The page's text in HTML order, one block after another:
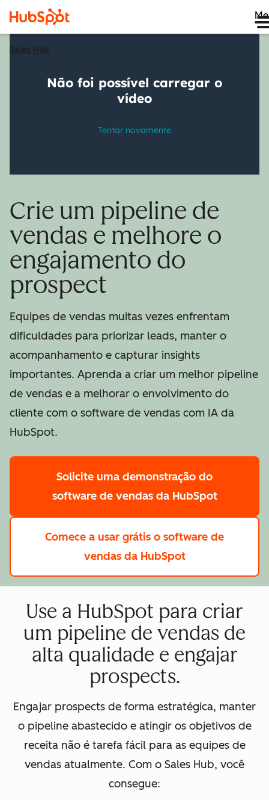
Sales Hub
Crie um pipeline de
vendas e melhore o
engajamento do
prospect
Equipes de vendas muitas vezes enfrentam
dificuldades para priorizar leads, manter o
acompanhamento e capturar insights
importantes. Aprenda a criar um melhor pipeline
de vendas e a melhorar o envolvimento do
cliente com o software de vendas com IA da
HubSpot.
Solicite uma demonstração do
software de vendas da HubSpot
Comece a usar grátis o software de
vendas da HubSpot
Use a HubSpot para criar
um pipeline de vendas de
alta qualidade e engajar
prospects.
Engajar prospects de forma estratégica, manter
o pipeline abastecido e atingir os objetivos de
receita não é tarefa fácil para as equipes de
vendas atualmente. Com o Sales Hub, você
consegue: